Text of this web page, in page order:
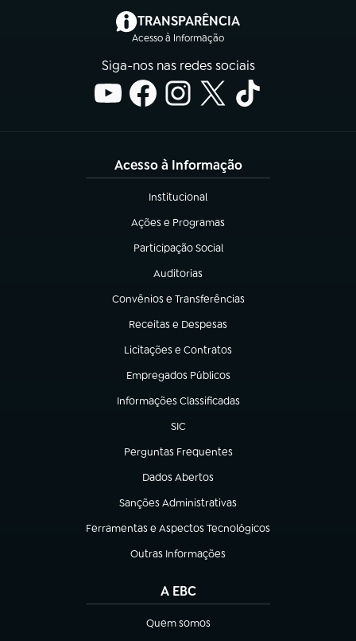
TRANSPARÊNCIA
Acesso à Informação
(abre em nova aba)
Siga-nos nas redes sociais
Acesso à Informação
Institucional
(abre em nova aba)
Ações e Programas
(abre em nova aba)
Participação Social
(abre em nova aba)
Auditorias
(abre em nova aba)
Convênios e Transferências
(abre em nova aba)
Receitas e Despesas
(abre em nova aba)
Licitações e Contratos
(abre em nova aba)
Empregados Públicos
(abre em nova aba)
Informações Classificadas
(abre em nova aba)
SIC
(abre em nova aba)
Perguntas Frequentes
(abre em nova aba)
Dados Abertos
(abre em nova aba)
Sanções Administrativas
(abre em nova aba)
Ferramentas e Aspectos Tecnológicos
(abre em nova aba)
Outras Informações
(abre em nova aba)
A EBC
Quem somos
(abre em nova aba)